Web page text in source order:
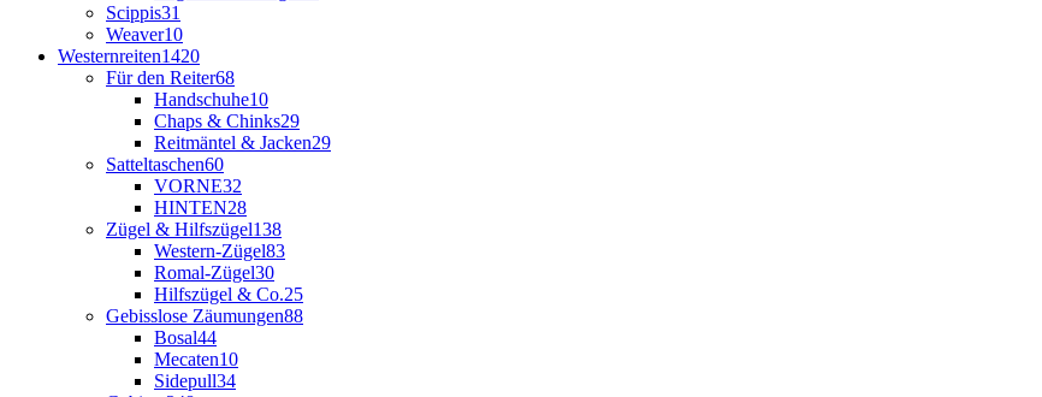
Scippis31
Weaver10
Westernreiten1420
Für den Reiter68
Handschuhe10
Chaps & Chinks29
Reitmäntel & Jacken29
Satteltaschen60
VORNE32
HINTEN28
Zügel & Hilfszügel138
Western-Zügel83
Romal-Zügel30
Hilfszügel & Co.25
Gebisslose Zäumungen88
Bosal44
Mecaten10
Sidepull34